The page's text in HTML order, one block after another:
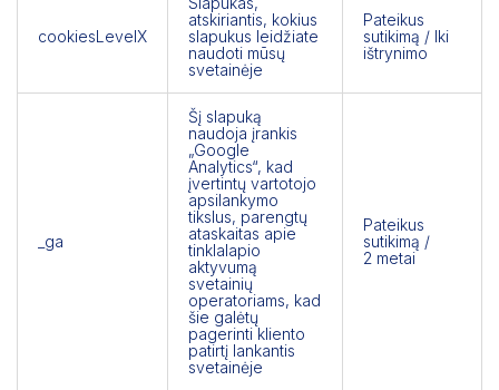
cookiesLevelX
atskiriantis, kokius
slapukus leidžiate
naudoti mūsų
svetainėje
Pateikus
sutikimą / Iki
ištrynimo
_ga
Šį slapuką
naudoja įrankis
„Google
Analytics“, kad
įvertintų vartotojo
apsilankymo
tikslus, parengtų
ataskaitas apie
tinklalapio
aktyvumą
svetainių
operatoriams, kad
šie galėtų
pagerinti kliento
patirtį lankantis
svetainėje
Pateikus
sutikimą /
2 metai